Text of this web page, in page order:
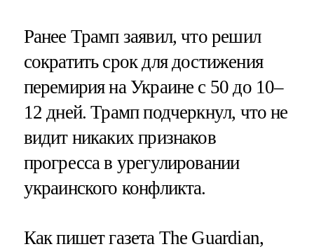
Ранее Трамп заявил, что решил
сократить срок для достижения
перемирия на Украине с 50 до 10–
12 дней. Трамп подчеркнул, что не
видит никаких признаков
прогресса в урегулировании
украинского конфликта.
Как пишет газета The Guardian,